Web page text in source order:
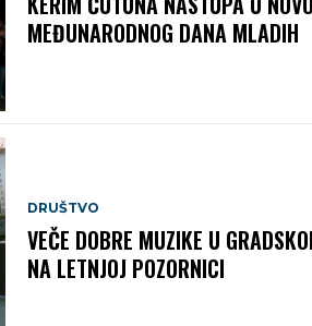
MEĐUNARODNOG DANA MLADIH
DRUŠTVO
VEČE DOBRE MUZIKE U
NA LETNJOJ POZORNICI